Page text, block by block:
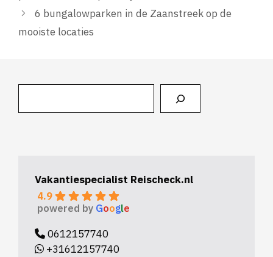
6 bungalowparken in de Zaanstreek op de
mooiste locaties
Vakantiespecialist Reischeck.nl
4.9
powered by Google
0612157740
+31612157740